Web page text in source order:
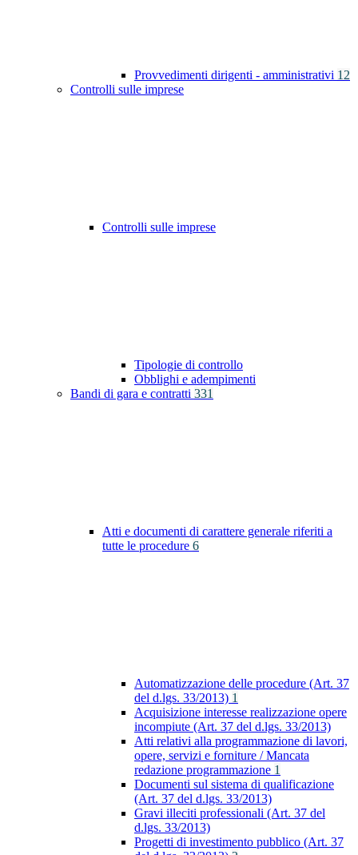
Provvedimenti dirigenti - amministrativi 12
Controlli sulle imprese
Controlli sulle imprese
Tipologie di controllo
Obblighi e adempimenti
Bandi di gara e contratti 331
Atti e documenti di carattere generale riferiti a
tutte le procedure 6
Automatizzazione delle procedure (Art. 37
del d.lgs. 33/2013) 1
Acquisizione interesse realizzazione opere
incompiute (Art. 37 del d.lgs. 33/2013)
Atti relativi alla programmazione di lavori,
opere, servizi e forniture / Mancata
redazione programmazione 1
Documenti sul sistema di qualificazione
(Art. 37 del d.lgs. 33/2013)
Gravi illeciti professionali (Art. 37 del
d.lgs. 33/2013)
Progetti di investimento pubblico (Art. 37